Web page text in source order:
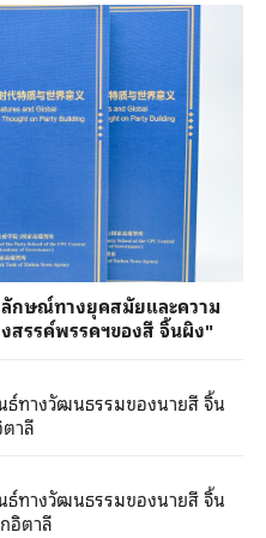
กษณ์ทางยุคสมัยและความ
สรรค์พรรคฯของสี จิ้นผิง"
ทางวัฒนธรรมของนายสี จิ้น
าลี
ทางวัฒนธรรมของนายสี จิ้น
อิตาลี